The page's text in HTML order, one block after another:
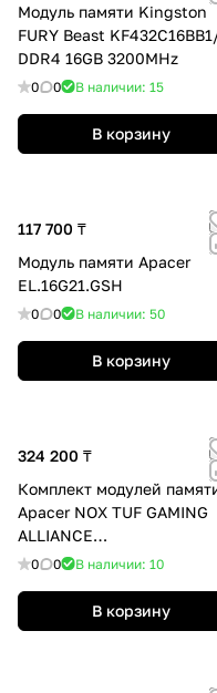
Модуль памяти Kingston
FURY Beast
DDR4 16GB 3200MHz
0 0 В наличии: 15
В корзину
117 700 ₸
Модуль памяти Apacer
EL.16G21.GSH
0 0 В наличии: 50
В корзину
324 200 ₸
Комплект модулей
Apacer NOX TUF GAMING
ALLIANCE
AH5U32G56C522UTAA-2
0 0 В наличии: 10
В корзину